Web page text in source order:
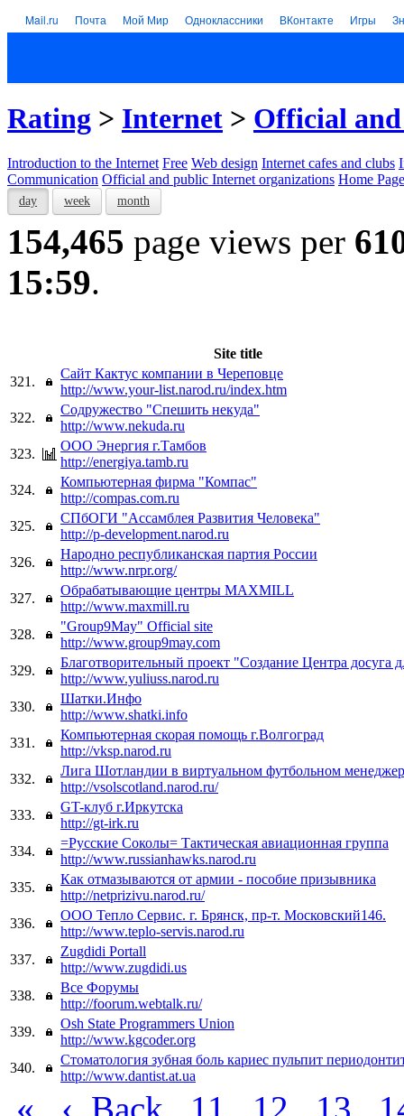
Mail.ru Почта Мой Мир Одноклассники ВКонтакте Игры
Rating > Internet > Official
Introduction to the Internet Free Web design Internet cafes and clubs
Communication Official and public Internet organizations Home
day week month
154,465 page views per
15:59.
Site title
321.
Сайт Кактус компании в Череповце
http://www.your-list.narod.ru/index.htm
322.
Содружество "Спешить некуда"
http://www.nekuda.ru
323.
ООО Энергия г.Тамбов
http://energiya.tamb.ru
324.
Компьютерная фирма "Компас"
http://compas.com.ru
325.
СПбОГИ "Ассамблея Развития Человека"
http://p-development.narod.ru
326.
Народно республиканская партия России
http://www.nrpr.org/
327.
Обрабатывающие центры MAXMILL
http://www.maxmill.ru
328.
"Group9May" Official site
http://www.group9may.com
329.
Благотворительный проект "Создание Центра досуга
http://www.yuliuss.narod.ru
330.
Шатки.Инфо
http://www.shatki.info
331.
Компьютерная скорая помощь г.Волгоград
http://vksp.narod.ru
332.
Лига Шотландии в виртуальном футбольном
http://vsolscotland.narod.ru/
333.
GT-клуб г.Иркутска
http://gt-irk.ru
334.
=Русские Соколы= Тактическая авиационная группа
http://www.russianhawks.narod.ru
335.
Как отмазываются от армии - пособие призывника
http://netprizivu.narod.ru/
336.
ООО Тепло Сервис. г. Брянск, пр-т. Московский146.
http://www.teplo-servis.narod.ru
337.
Zugdidi Portall
http://www.zugdidi.us
338.
Все Форумы
http://foorum.webtalk.ru/
339.
Osh State Programmers Union
http://www.kgcoder.org
340.
Стоматология зубная боль кариес пульпит
http://www.dantist.at.ua
Back 11 12 13